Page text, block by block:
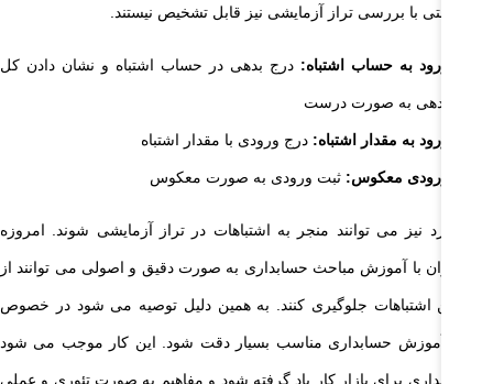
حتی با بررسی تراز آزمایشی نیز قابل تشخیص نیستند.
ورود به حساب اشتباه:درج بدهی در حساب اشتباه و نشان دادن کل
بدهی به صورت درست
ورود به مقدار اشتباه:درج ورودی با مقدار اشتباه
ورودی معکوس:ثبت ورودی به صورت معکوس
موارد نیز می توانند منجر به اشتباهات در تراز آزمایشی شوند. امروزه
با آموزش مباحث حسابداری به صورت دقیق و اصولی می توانند از
این اشتباهات جلوگیری کنند. به همین دلیل توصیه می شود در خصوص
آموزش حسابداری مناسب بسیار دقت شود. این کار موجب می شود
حسابداری برای بازار کار یاد گرفته شود و مفاهیم به صورت تئوری و عملی